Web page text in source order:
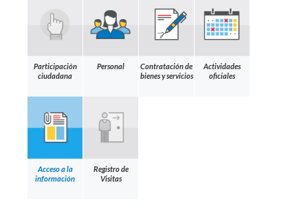
Participación
ciudadana
Personal
Contratación de
bienes y servicios
Actividades
oficiales
Acceso a la
información
Registro de
Visitas